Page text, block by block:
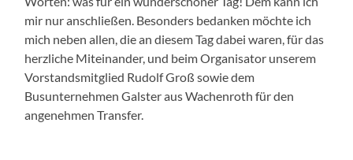
mir nur anschließen. Besonders bedanken möchte ich
mich neben allen, die an diesem Tag dabei waren, für das
herzliche Miteinander, und beim Organisator unserem
Vorstandsmitglied Rudolf Groß sowie dem
Busunternehmen Galster aus Wachenroth für den
angenehmen Transfer.